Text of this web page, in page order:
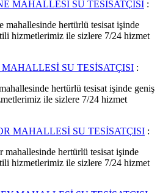
MAHALLESİ SU TESİSATÇISI :
hertürlü tesisat işinde
hizmetlerimiz ile sizlere 7/24 hizmet
SU TESİSATÇISI :
hertürlü tesisat işinde geniş
ile sizlere 7/24 hizmet
MAHALLESİ SU TESİSATÇISI :
hertürlü tesisat işinde
hizmetlerimiz ile sizlere 7/24 hizmet